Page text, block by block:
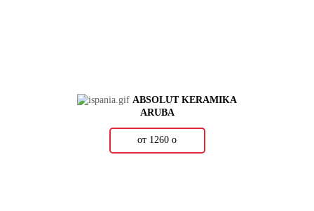
ABSOLUT KERAMIKA
ARUBA
от 1260 о